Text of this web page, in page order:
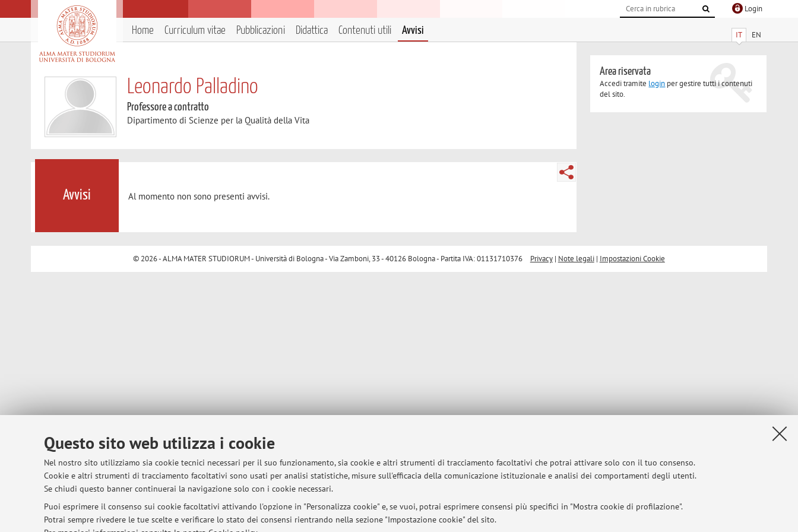
Questo sito web utilizza i cookie
Nel nostro sito utilizziamo sia cookie tecnici necessari per il suo funzionamento, sia cookie e altri strumenti di tracciamento facoltativi che potrai attivare solo con il tuo consenso.
Cookie e altri strumenti di tracciamento facoltativi sono usati per analisi statistiche, misure sull'efficacia della comunicazione istituzionale e analisi dei comportamenti degli utenti.
Se chiudi questo banner continuerai la navigazione solo con i cookie necessari.
Puoi esprimere il consenso sui cookie facoltativi attivando l'opzione in "Personalizza cookie" e, se vuoi, potrai esprimere consensi più specifici in "Mostra cookie di profilazione".
Potrai sempre rivedere le tue scelte e verificare lo stato dei consensi rientrando nella sezione "Impostazione cookie" del sito.
Login
IT EN
Home Curriculum vitae Pubblicazioni Didattica Contenuti utili Avvisi
Leonardo Palladino
Professore a contratto
Dipartimento di Scienze per la Qualità della Vita
Avvisi Al momento non sono presenti avvisi.
Area riservata
Accedi tramite login per gestire tutti i contenuti
del sito.
© 2026 - ALMA MATER STUDIORUM - Università di Bologna - Via Zamboni, 33 - 40126 Bologna - Partita IVA: 01131710376 Privacy| Note legali| Impostazioni Cookie